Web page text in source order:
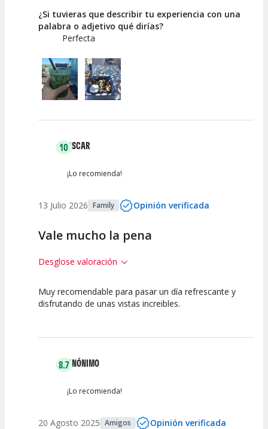
¿Si tuvieras que describir tu experiencia con una
palabra o adjetivo qué dirías?
Perfecta
10OSCAR
¡Lo recomienda!
13 Julio 2026 Family Opinión verificada
Vale mucho la pena
Desglose valoración
10 10
Guia
Muy recomendable para pasar un día refrescante y
disfrutando de unas vistas increibles.
8.7ANÓNIMO
¡Lo recomienda!
20 Agosto 2025 Amigos Opinión verificada